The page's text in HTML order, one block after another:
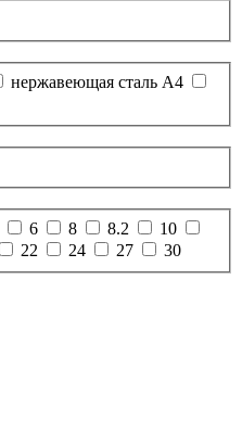
нержавеющая сталь А4
6 8 8.2
10
22 24 27 30